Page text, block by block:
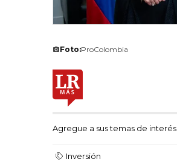
Foto:ProColombia
Agregue a sus temas de interés
Inversión